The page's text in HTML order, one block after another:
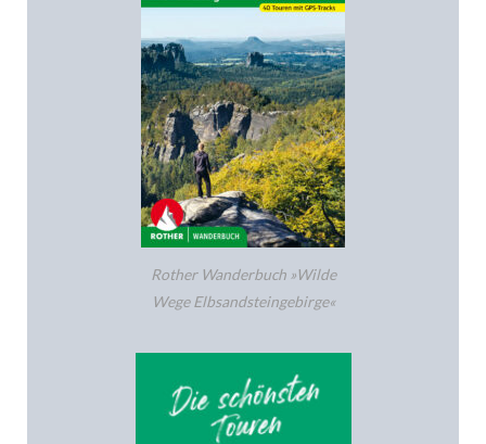
Rother Wanderbuch »Wilde
Wege Elbsandsteingebirge«